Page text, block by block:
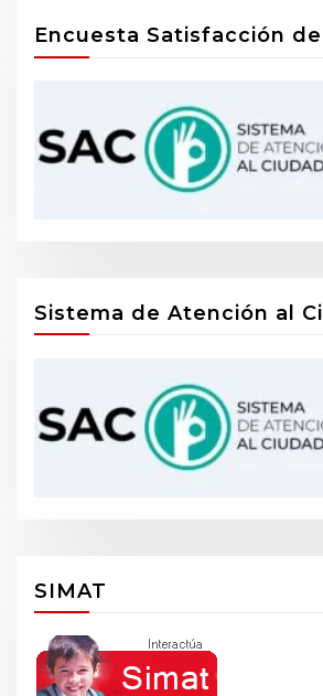
Encuesta Satisfacción
Sistema de Atención al
SIMAT